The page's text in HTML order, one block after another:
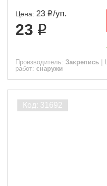
Цена: 23 /уп.
23
Производитель: Закрепись
работ: снаружи